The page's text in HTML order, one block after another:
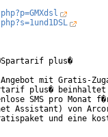
plus�
mit Gratis-
plus� beinhaltet
SMS pro Monat
Assistant) von
und eine